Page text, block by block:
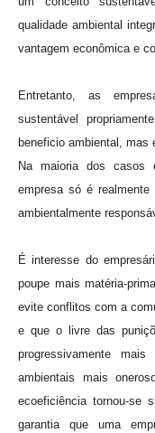
qualidade ambiental
vantagem econômica e
Entretanto, as
sustentável
beneficio ambiental, mas
Na maioria dos casos
empresa só é
ambientalmente
É interesse do
poupe mais matéria-
evite conflitos com a
e que o livre das
progressivamente
ambientais mais
ecoeficiência tornou-se
garantia que uma